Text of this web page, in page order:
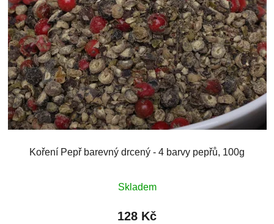
Koření Pepř barevný drcený - 4 barvy pepřů, 100g
Skladem
128 Kč